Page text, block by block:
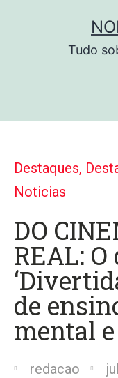
Tudo
Destaques,
Noticias
DO
REAL:
de
mental
redacao